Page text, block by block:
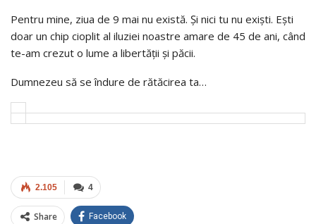
Pentru mine, ziua de 9 mai nu există. Și nici tu nu exiști. Ești
doar un chip cioplit al iluziei noastre amare de 45 de ani, când
te-am crezut o lume a libertății și păcii.
Dumnezeu să se îndure de rătăcirea ta…
4
2.105
Share Facebook